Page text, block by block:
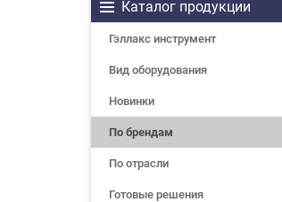
Каталог продукции
Гэллакс инструмент
Вид оборудования
Новинки
По брендам
По отрасли
Готовые решения